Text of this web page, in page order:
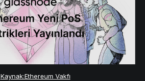
Kaynak:Ethereum Vakfı